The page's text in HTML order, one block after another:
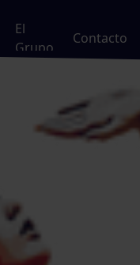
El
Grupo
Contacto